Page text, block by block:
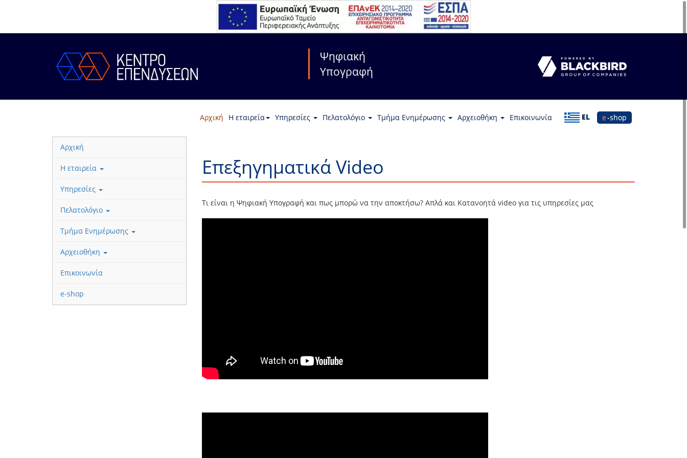
Ψηφιακή
Υπογραφή
Αρχική Η εταιρεία Υπηρεσίες Πελατολόγιο Τμήμα Ενημέρωσης Αρχειοθήκη Επικοινωνία EL e-shop
Αρχική
Η εταιρεία
Υπηρεσίες
Πελατολόγιο
Τμήμα Ενημέρωσης
Αρχειοθήκη
Επικοινωνία
e-shop
Επεξηγηματικά Video
Τι είναι η Ψηφιακή Υπογραφή και πως μπορώ να την αποκτήσω? Απλά και Κατανοητά video για τις υπηρεσίες μας